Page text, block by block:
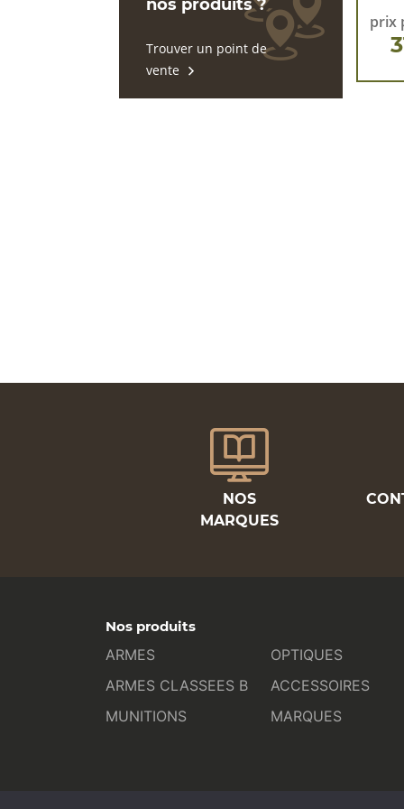
nos produits ?
Trouver un point de
vente
prix
NOS
MARQUES
Nos produits
ARMES
ARMES CLASSEES B
MUNITIONS
OPTIQUES
ACCESSOIRES
MARQUES